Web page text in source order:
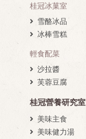
桂冠冰菓室
雪酪冰品
冰棒雪糕
輕食配菜
沙拉醬
芙蓉豆腐
桂冠營養研究室
美味主食
美味健力湯